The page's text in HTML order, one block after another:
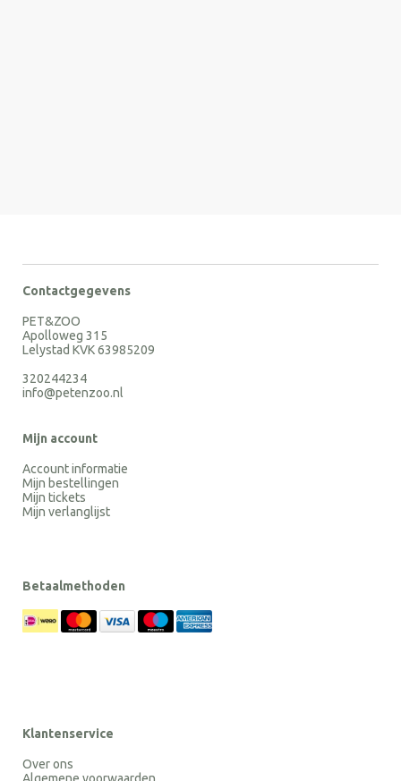
Contactgegevens
PET&ZOO
Apolloweg 315
Lelystad KVK 63985209
320244234
info@petenzoo.nl
Mijn account
Account informatie
Mijn bestellingen
Mijn tickets
Mijn verlanglijst
Betaalmethoden
Klantenservice
Over ons